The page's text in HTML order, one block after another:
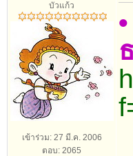
บัวแก้ว
เข้าร่วม: 27 มี.ค. 2006
ตอบ: 2065